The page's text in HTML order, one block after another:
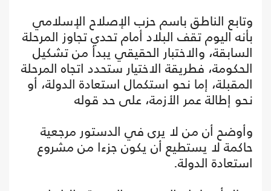
وتابع الناطق باسم حزب الإصلاح الإسلامي
بأنه اليوم تقف البلاد أمام تحدي تجاوز المرحلة
السابقة، والاختبار الحقيقي يبدأ من تشكيل
الحكومة، فطريقة الاختيار ستحدد اتجاه المرحلة
المقبلة، إما نحو استكمال استعادة الدولة، أو
نحو إطالة عمر الأزمة، على حد قوله
وأوضح أن من لا يرى في الدستور مرجعية
حاكمة لا يستطيع أن يكون جزءا من مشروع
استعادة الدولة.